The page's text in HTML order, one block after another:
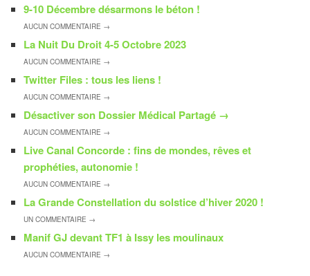
9-10 Décembre désarmons le béton !
AUCUNCOMMENTAIRE →
La Nuit Du Droit 4-5 Octobre 2023
AUCUNCOMMENTAIRE →
Twitter Files : tous les liens !
AUCUNCOMMENTAIRE →
Désactiver son Dossier Médical Partagé →
AUCUNCOMMENTAIRE →
Live Canal Concorde : fins de mondes, rêves et
prophéties, autonomie !
AUCUNCOMMENTAIRE →
La Grande Constellation du solstice d’hiver 2020 !
UNCOMMENTAIRE →
Manif GJ devant TF1 à Issy les moulinaux
AUCUNCOMMENTAIRE →